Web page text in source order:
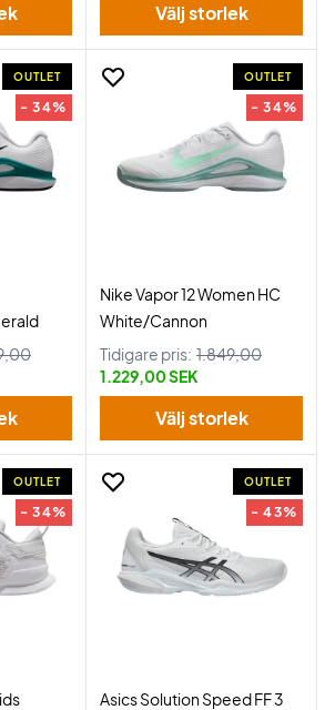
Välj storlek
OUTLET
- 34%
OUTLET
- 34%
Nike Vapor 12 Women HC
White/Cannon
Tidigare pris: 1.849,00
1.229,00 SEK
Välj storlek
OUTLET
- 34%
OUTLET
- 43%
Asics Solution Speed FF 3